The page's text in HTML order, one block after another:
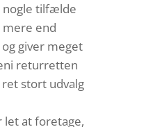
nogle tilfælde
mere end
giver meget
returretten
stort udvalg
let at foretage,